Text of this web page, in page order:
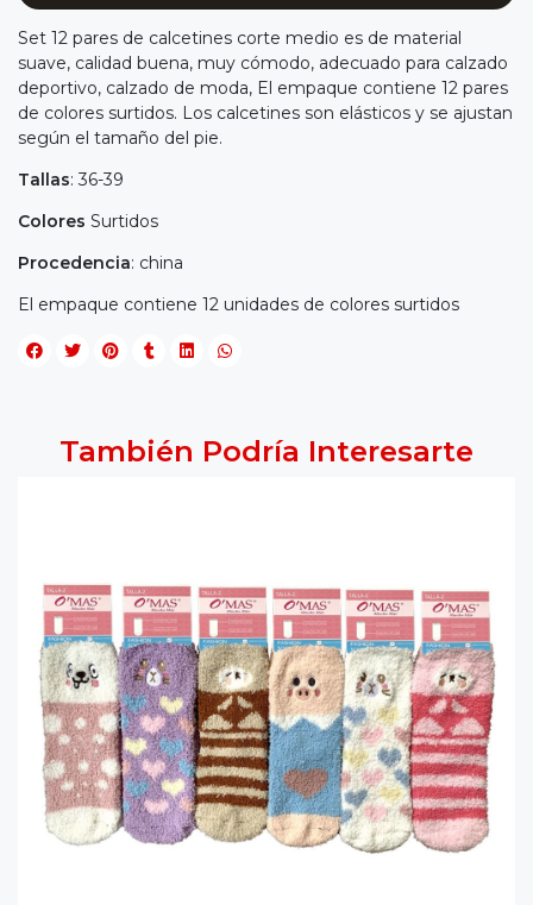
Set 12 pares de calcetines corte medio es de material
suave, calidad buena, muy cómodo, adecuado para calzado
deportivo, calzado de moda, El empaque contiene 12 pares
de colores surtidos. Los calcetines son elásticos y se ajustan
según el tamaño del pie.
Tallas: 36-39
Colores Surtidos
Procedencia: china
El empaque contiene 12 unidades de colores surtidos
También Podría Interesarte